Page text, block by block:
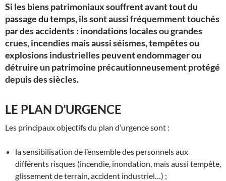
Si les biens patrimoniaux souffrent avant tout du
passage du temps, ils sont aussi fréquemment touchés
par des accidents : inondations locales ou grandes
crues, incendies mais aussi séismes, tempêtes ou
explosions industrielles peuvent endommager ou
détruire un patrimoine précautionneusement protégé
depuis des siècles.
LE PLAN D’URGENCE
Les principaux objectifs du plan d’urgence sont :
la sensibilisation de l’ensemble des personnels aux
différents risques (incendie, inondation, mais aussi tempête,
glissement de terrain, accident industriel…) ;